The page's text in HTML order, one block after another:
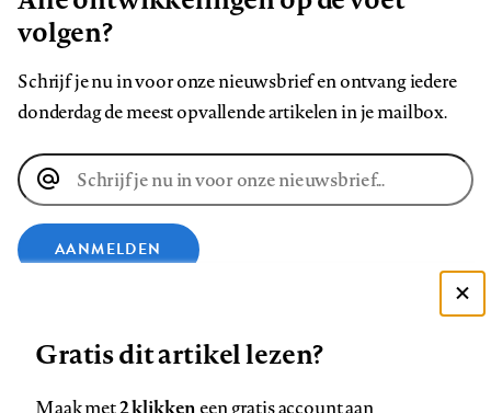
volgen?
Schrijf je nu in voor onze nieuwsbrief en ontvang iedere
donderdag de meest opvallende artikelen in je mailbox.
E-
mailadres
AANMELDEN
Gratis dit artikel lezen?
Maak met2 klikkeneen gratis account aan
Zie onze cookie policy